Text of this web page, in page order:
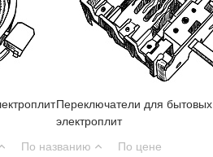
Переключатели для бытовых
электроплит
По названию По цене